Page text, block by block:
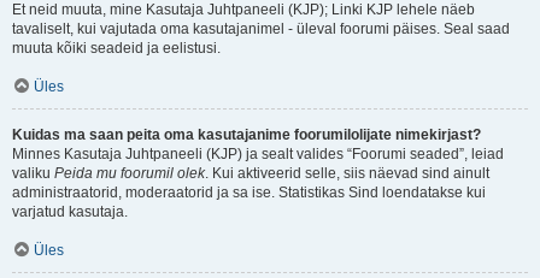
Et neid muuta, mine Kasutaja Juhtpaneeli (KJP); Linki KJP lehele näeb
tavaliselt, kui vajutada oma kasutajanimel - üleval foorumi päises. Seal saad
muuta kõiki seadeid ja eelistusi.
Üles
Kuidas ma saan peita oma kasutajanime foorumilolijate nimekirjast?
Minnes Kasutaja Juhtpaneeli (KJP) ja sealt valides “Foorumi seaded”, leiad
valiku Peida mu foorumil olek. Kui aktiveerid selle, siis näevad sind ainult
administraatorid, moderaatorid ja sa ise. Statistikas Sind loendatakse kui
varjatud kasutaja.
Üles